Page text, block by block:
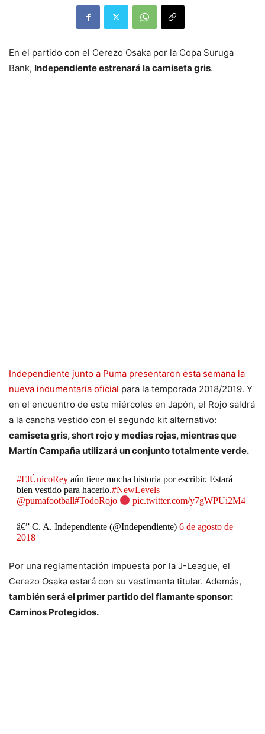
En el partido con el Cerezo Osaka por la Copa Suruga
Bank, Independiente estrenará la camiseta gris.
Independiente junto a Puma presentaron esta semana la
nueva indumentaria oficial para la temporada 2018/2019. Y
en el encuentro de este miércoles en Japón, el Rojo saldrá
a la cancha vestido con el segundo kit alternativo:
camiseta gris, short rojo y medias rojas, mientras que
Martín Campaña utilizará un conjunto totalmente verde.
#ElÚnicoReyaún tiene mucha historia por escribir. Estará
bien vestido para hacerlo.#NewLevels
@pumafootball#TodoRojo pic.twitter.com/y7gWPUi2M4
â€” C. A. Independiente (@Independiente) 6 de agosto de
2018
Por una reglamentación impuesta por la J-League, el
Cerezo Osaka estará con su vestimenta titular. Además,
también será el primer partido del flamante sponsor:
Caminos Protegidos.